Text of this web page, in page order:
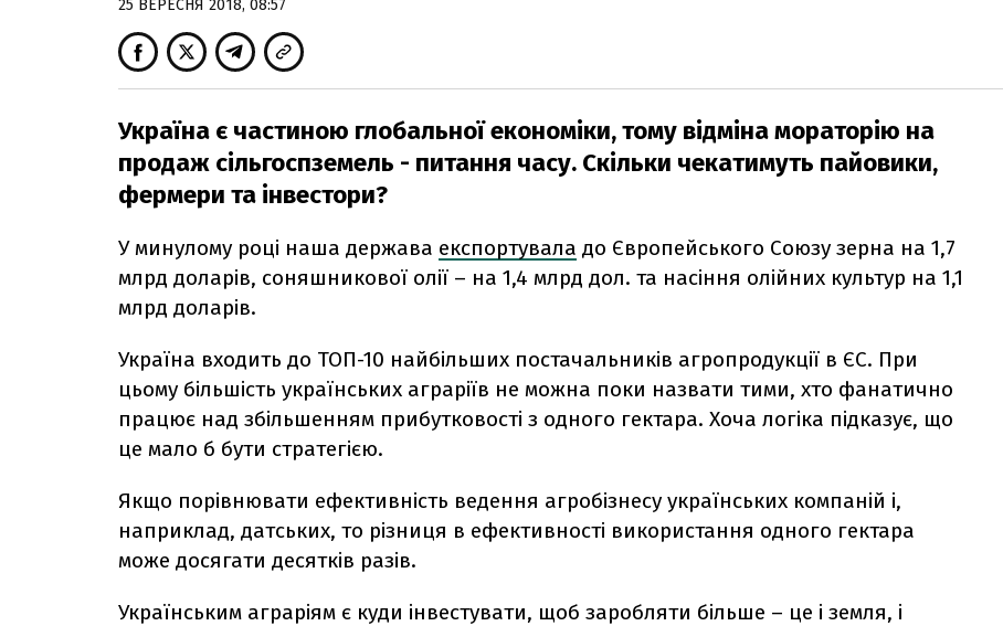
25 ВЕРЕСНЯ 2018, 08:57
Україна є частиною глобальної економіки, тому відміна мораторію на
продаж сільгоспземель - питання часу. Скільки чекатимуть пайовики,
фермери та інвестори?
У минулому році наша держава експортувала до Європейського Союзу зерна на 1,7
млрд доларів, соняшникової олії – на 1,4 млрд дол. та насіння олійних культур на 1,1
млрд доларів.
Україна входить до ТОП-10 найбільших постачальників агропродукції в ЄС. При
цьому більшість українських аграріїв не можна поки назвати тими, хто фанатично
працює над збільшенням прибутковості з одного гектара. Хоча логіка підказує, що
це мало б бути стратегією.
Якщо порівнювати ефективність ведення агробізнесу українських компаній і,
наприклад, датських, то різниця в ефективності використання одного гектара
може досягати десятків разів.
Українським аграріям є куди інвестувати, щоб заробляти більше – це і земля, і